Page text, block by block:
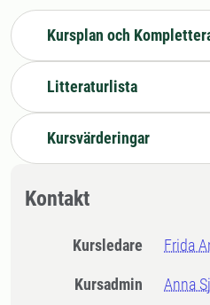
Kursplan och
Litteraturlista
Kursvärderingar
Kontakt
Kursledare Frida
Kursadmin Anna